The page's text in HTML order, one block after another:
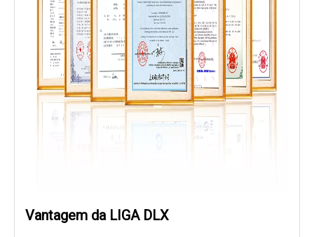
Vantagem da LIGA DLX